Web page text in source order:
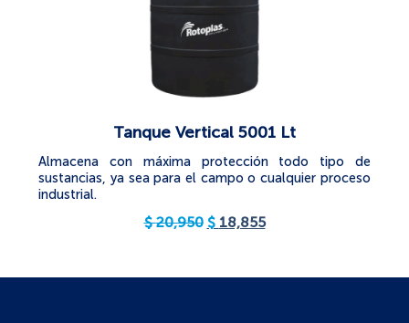
Tanque Vertical 5001 Lt
Almacena con máxima protección todo tipo de
sustancias, ya sea para el campo o cualquier proceso
industrial.
$20,950 $ 18,855